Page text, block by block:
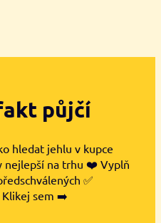
půjčí
hledat jehlu v kupce
nejlepší na trhu ❤️ Vyplň
✅
Klikej sem ➡️